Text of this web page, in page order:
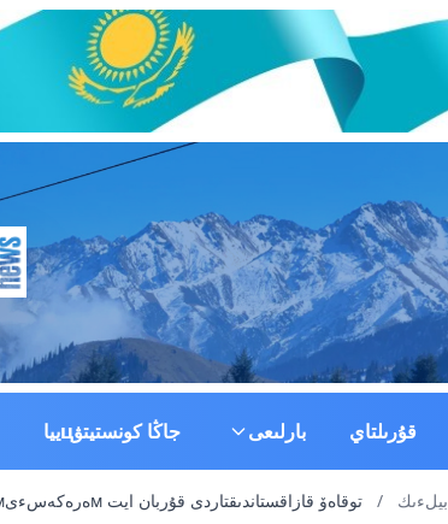
قۇرىلتاي بارلىعى جاڭا كونستيتۋцييا
بيلءىك / توقاەۆ قازاقستاندىقتاردى قۇربان ايت мەرەكەسءىмەن قۇ...